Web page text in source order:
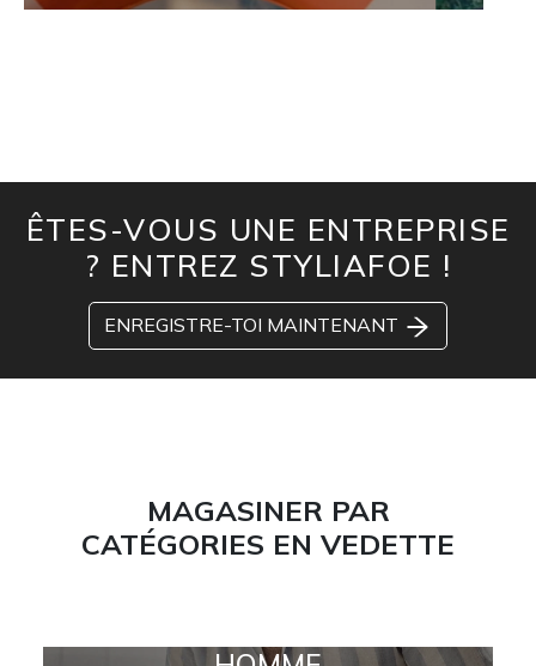
ÊTES-VOUS UNE ENTREPRISE
? ENTREZ STYLIAFOE !
ENREGISTRE-TOI MAINTENANT
MAGASINER PAR
CATÉGORIES EN VEDETTE